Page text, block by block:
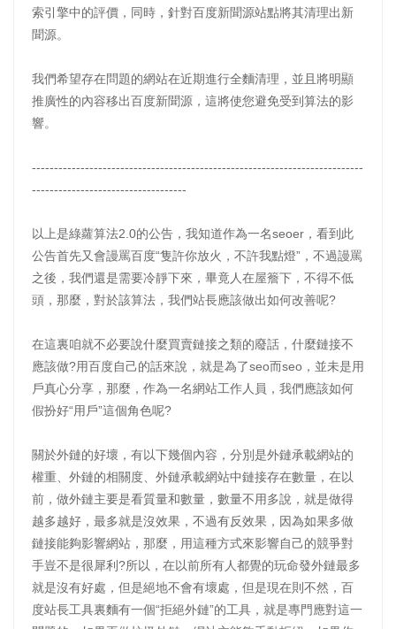
索引擎中的評價，同時，針對百度新聞源站點將其清理出新
聞源。
我們希望存在問題的網站在近期進行全麵清理，並且將明顯
推廣性的內容移出百度新聞源，這將使您避免受到算法的影
響。
---------------------------------------------------------------------------
-----------------------------------
以上是綠蘿算法2.0的公告，我知道作為一名seoer，看到此
公告首先又會謾罵百度“隻許你放火，不許我點燈”，不過謾罵
之後，我們還是需要冷靜下來，畢竟人在屋簷下，不得不低
頭，那麼，對於該算法，我們站長應該做出如何改善呢?
在這裏咱就不必要說什麼買賣鏈接之類的廢話，什麼鏈接不
應該做?用百度自己的話來說，就是為了seo而seo，並未是用
戶真心分享，那麼，作為一名網站工作人員，我們應該如何
假扮好“用戶”這個角色呢?
關於外鏈的好壞，有以下幾個內容，分別是外鏈承載網站的
權重、外鏈的相關度、外鏈承載網站中鏈接存在數量，在以
前，做外鏈主要是看質量和數量，數量不用多說，就是做得
越多越好，最多就是沒效果，不過有反效果，因為如果多做
鏈接能夠影響網站，那麼，用這種方式來影響自己的競爭對
手豈不是很犀利?所以，在以前所有人都覺的玩命發外鏈最多
就是沒有好處，但是絕地不會有壞處，但是現在則不然，百
度站長工具裏麵有一個“拒絕外鏈”的工具，就是專門應對這一